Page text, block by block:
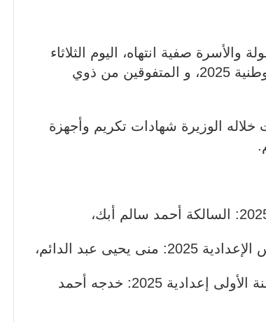
صفية انتهاه، اليوم الثلاثاء
الفتيات المتفوقات في المسابقات الوطنية 2025، و المتفوقين من ذوي
خلاله الوزيرة شهادات تكريم وأجهزة
عبد الدائم،
• الأولى وطنيا في مسابقة دخول السنة الأولى إعدادية 2025: خدجه أحمد